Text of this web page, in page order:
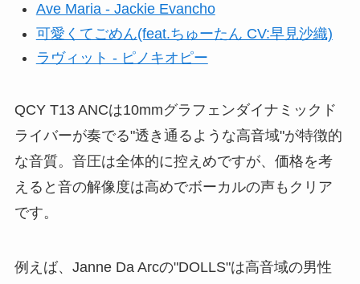
Ave Maria - Jackie Evancho
可愛くてごめん(feat.ちゅーたん CV:早見沙織)
ラヴィット - ピノキオピー
QCY T13 ANCは10mmグラフェンダイナミックド
ライバーが奏でる"透き通るような高音域"が特徴的
な音質。音圧は全体的に控えめですが、価格を考
えると音の解像度は高めでボーカルの声もクリア
です。
例えば、Janne Da Arcの"DOLLS"は高音域の男性